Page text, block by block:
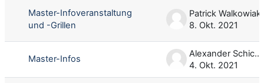
Master-Infoveranstaltung
und -Grillen
Patrick Walkowiak
8. Okt. 2021
Master-Infos
Alexander Schicke
4. Okt. 2021